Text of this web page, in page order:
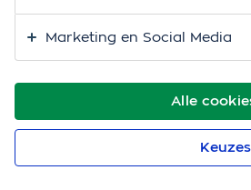
Alle
Marketing en Social Media